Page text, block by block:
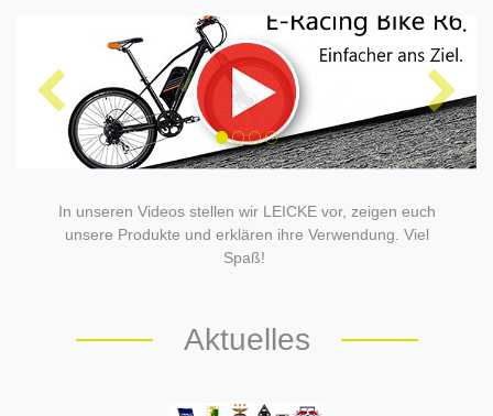
In unseren Videos stellen wir LEICKE vor, zeigen euch
unsere Produkte und erklären ihre Verwendung. Viel
Spaß!
Aktuelles